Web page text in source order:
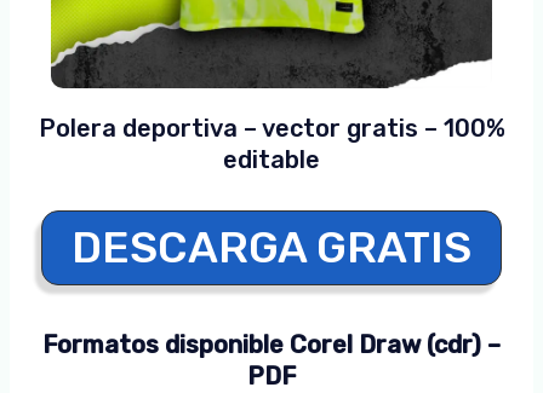
Polera deportiva – vector gratis – 100%
editable
DESCARGA GRATIS
Formatos disponible Corel Draw (cdr) –
PDF